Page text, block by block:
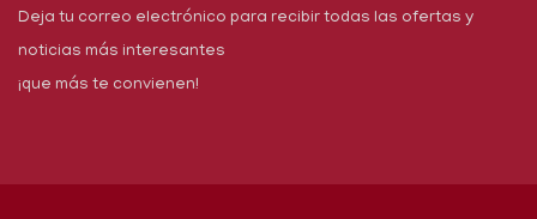
Deja tu correo electrónico para recibir todas las ofertas y
noticias más interesantes
¡que más te convienen!